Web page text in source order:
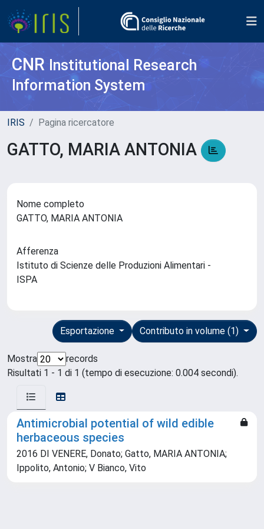
CNR Institutional Research
Information System
IRIS Pagina ricercatore
GATTO, MARIA ANTONIA
Nome completo
GATTO, MARIA ANTONIA
Afferenza
Istituto di Scienze delle Produzioni Alimentari -
ISPA
Contributo in volume (1)
Esportazione
Mostra
records
Risultati 1 - 1 di 1 (tempo di esecuzione: 0.004 secondi).
Antimicrobial potential of wild edible
herbaceous species
2016 DI VENERE, Donato; Gatto, MARIA ANTONIA;
Ippolito, Antonio; V Bianco, Vito